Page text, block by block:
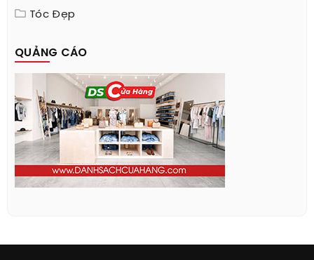
Tóc Đẹp
QUẢNG CÁO